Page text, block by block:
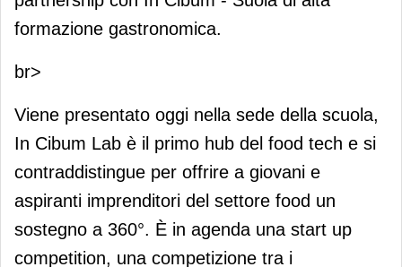
formazione gastronomica.
br>
Viene presentato oggi nella sede della scuola,
In Cibum Lab è il primo hub del food tech e si
contraddistingue per offrire a giovani e
aspiranti imprenditori del settore food un
sostegno a 360°. È in agenda una start up
competition, una competizione tra i